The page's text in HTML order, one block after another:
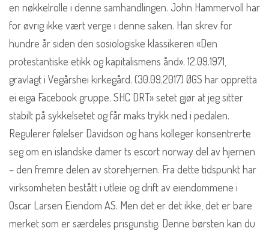
en nøkkelrolle i denne samhandlingen. John Hammervoll har
for øvrig ikke vært verge i denne saken. Han skrev for
hundre år siden den sosiologiske klassikeren «Den
protestantiske etikk og kapitalismens ånd». 12.09.1971,
gravlagt i Vegårshei kirkegård. (30.09.2017) ØGS har oppretta
ei eiga Facebook gruppe. SHC DRT» setet gjør at jeg sitter
stabilt på sykkelsetet og får maks trykk ned i pedalen.
Regulerer følelser Davidson og hans kolleger konsentrerte
seg om en islandske damer ts escort norway del av hjernen
– den fremre delen av storehjernen. Fra dette tidspunkt har
virksomheten bestått i utleie og drift av eiendommene i
Oscar Larsen Eiendom AS. Men det er det ikke, det er bare
merket som er særdeles prisgunstig. Denne børsten kan du